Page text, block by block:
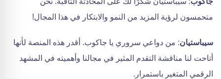
متحمسون لرؤية المزيد من النمو والابتكار في هذا المجال!
سيباستيان: من دواعي سروري يا جاكوب. أقدر هذه المنصة لأنها
أتاحت لنا مناقشة التقدم المثير في مجالنا وأهميته في المشهد
الرقمي المتغير باستمرار.